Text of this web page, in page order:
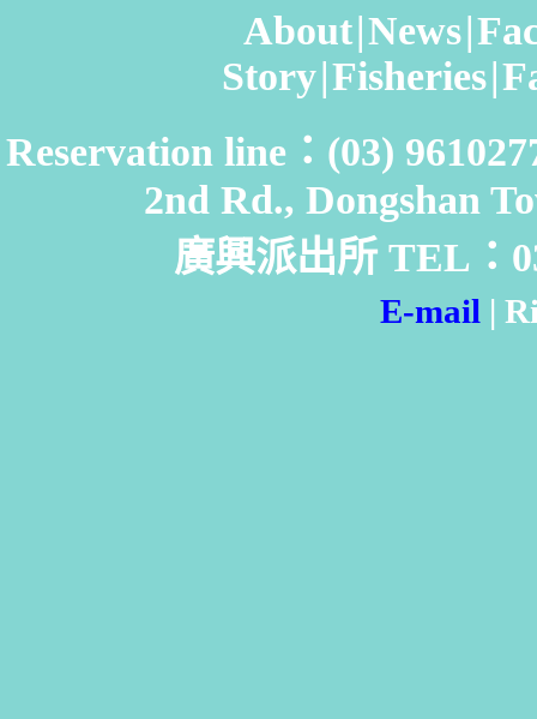
About|News|
Story|Fisheries|
Reservation line：(03)
2nd Rd., Dongshan
廣興派出所 TEL：
E-mail |